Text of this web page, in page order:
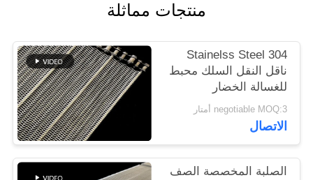
PRIVACY
POLICY
منتجات مماثلة
304 Stainelss Steel
ناقل النقل السلك محبط
للغسالة الخضار
negotiable MOQ:3 أمتار
الاتصال
الصلبة المخصصة الصف